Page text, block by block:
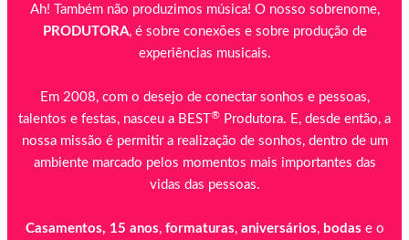
Ah! Também não produzimos música! O nosso sobrenome,
PRODUTORA, é sobre conexões e sobre produção de
experiências musicais.
Em 2008, com o desejo de conectar sonhos e pessoas,
talentos e festas, nasceu a BEST
® Produtora. E, desde então, a
nossa missão é permitir a realização de sonhos, dentro de um
ambiente marcado pelos momentos mais importantes das
vidas das pessoas.
Casamentos, 15 anos, formaturas, aniversários, bodas e o